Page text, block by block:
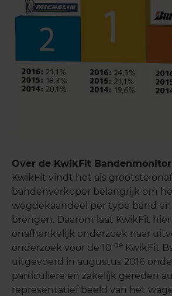
Over de KwikFit Bandenmonitor
KwikFit vindt het als grootste
bandenverkoper belangrijk om
wegdekaandeel per type band
brengen. Daarom laat KwikFit
onafhankelijk onderzoek naar
onderzoek voor de 10 de KwikFit
uitgevoerd in augustus 2016
particuliere en zakelijk gereden
representatief beeld van het